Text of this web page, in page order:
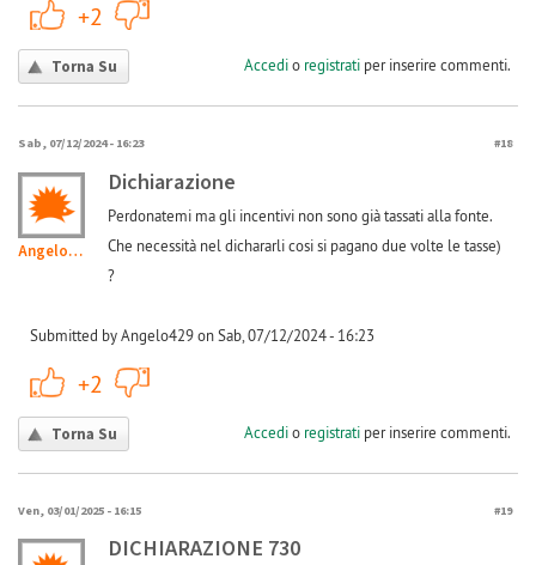
+2
Torna Su Accedio registratiper inserire commenti.
Sab, 07/12/2024 - 16:23 #18
Angelo429
Dichiarazione
Perdonatemi ma gli incentivi non sono già tassati alla fonte.
Che necessità nel dichararli cosi si pagano due volte le tasse)
?
Submitted by Angelo429 on Sab, 07/12/2024 - 16:23
+2
Torna Su Accedio registratiper inserire commenti.
Ven, 03/01/2025 - 16:15 #19
DICHIARAZIONE 730